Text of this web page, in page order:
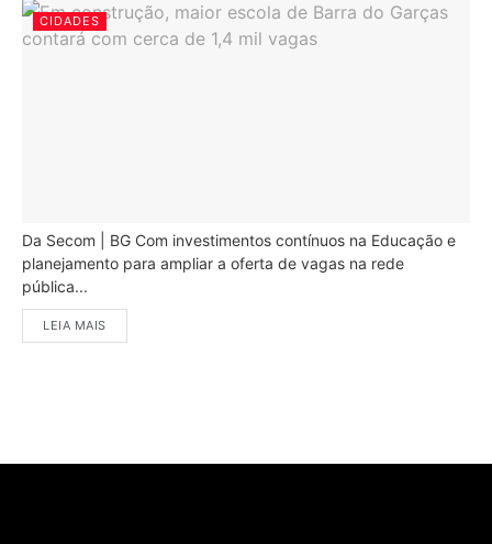
CIDADES
Da Secom | BG Com investimentos contínuos na Educação e
planejamento para ampliar a oferta de vagas na rede
pública...
LEIA MAIS